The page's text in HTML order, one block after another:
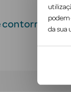
podem
da sua
contornos